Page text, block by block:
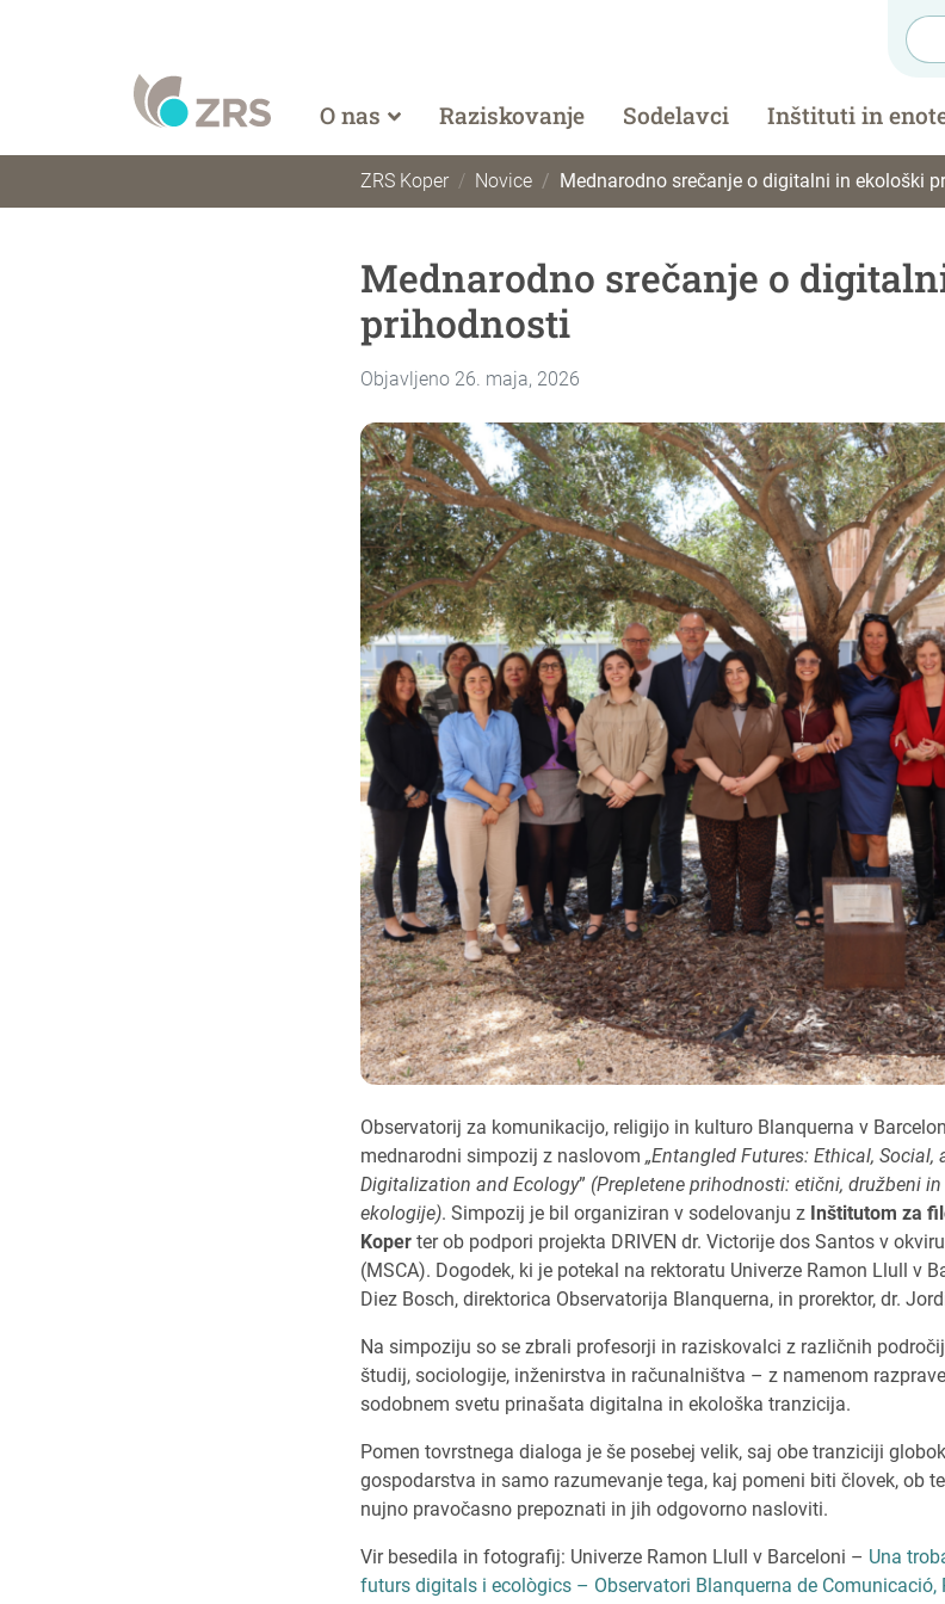
O nas Raziskovanje Sodelavci Inštituti in
ZRS Koper Novice Mednarodno srečanje o digitalni in ekološki
Mednarodno srečanje o
prihodnosti
Objavljeno 26. maja, 2026
Observatorij za komunikacijo, religijo in kulturo Blanquerna v
mednarodni simpozij z naslovom „Entangled Futures: Ethical,
Digitalization and Ecology” (Prepletene prihodnosti: etični, družbeni
ekologije). Simpozij je bil organiziran v sodelovanju z Inštitutom za
Koper ter ob podpori projekta DRIVEN dr. Victorije dos Santos v
(MSCA). Dogodek, ki je potekal na rektoratu Univerze Ramon Llull v
Diez Bosch, direktorica Observatorija Blanquerna, in prorektor, dr.
Na simpoziju so se zbrali profesorji in raziskovalci z različnih
študij, sociologije, inženirstva in računalništva – z namenom
sodobnem svetu prinašata digitalna in ekološka tranzicija.
Pomen tovrstnega dialoga je še posebej velik, saj obe tranziciji
gospodarstva in samo razumevanje tega, kaj pomeni biti človek, ob
nujno pravočasno prepoznati in jih odgovorno nasloviti.
Vir besedila in fotografij: Univerze Ramon Llull v Barceloni – Una
futurs digitals i ecològics – Observatori Blanquerna de Comunicació,